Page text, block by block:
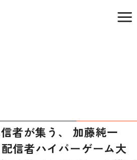
者が集う、 加藤純一
信者ハイパーゲーム大